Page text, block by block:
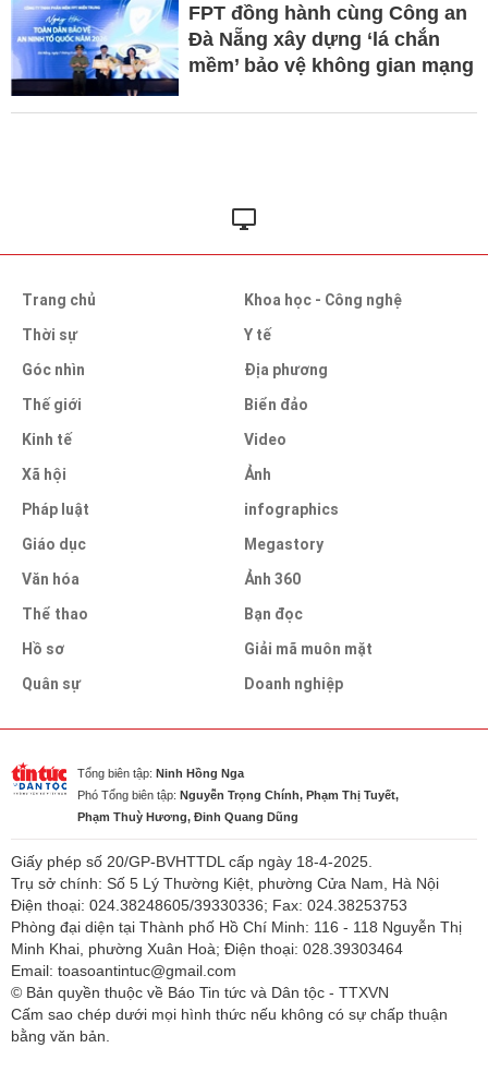
FPT đồng hành cùng Công an
Đà Nẵng xây dựng ‘lá chắn
mềm’ bảo vệ không gian mạng
Trang chủ
Thời sự
Góc nhìn
Thế giới
Kinh tế
Xã hội
Pháp luật
Giáo dục
Văn hóa
Thể thao
Hồ sơ
Quân sự
Khoa học - Công nghệ
Y tế
Địa phương
Biển đảo
Video
Ảnh
infographics
Megastory
Ảnh 360
Bạn đọc
Giải mã muôn mặt
Doanh nghiệp
Tổng biên tập: Ninh Hồng Nga
Phó Tổng biên tập: Nguyễn Trọng Chính, Phạm Thị Tuyết,
Phạm Thuỳ Hương, Đinh Quang Dũng
Giấy phép số 20/GP-BVHTTDL cấp ngày 18-4-2025.
Trụ sở chính: Số 5 Lý Thường Kiệt, phường Cửa Nam, Hà Nội
Điện thoại: 024.38248605/39330336; Fax: 024.38253753
Phòng đại diện tại Thành phố Hồ Chí Minh: 116 - 118 Nguyễn Thị
Minh Khai, phường Xuân Hoà; Điện thoại: 028.39303464
Email: toasoantintuc@gmail.com
© Bản quyền thuộc về Báo Tin tức và Dân tộc - TTXVN
Cấm sao chép dưới mọi hình thức nếu không có sự chấp thuận
bằng văn bản.